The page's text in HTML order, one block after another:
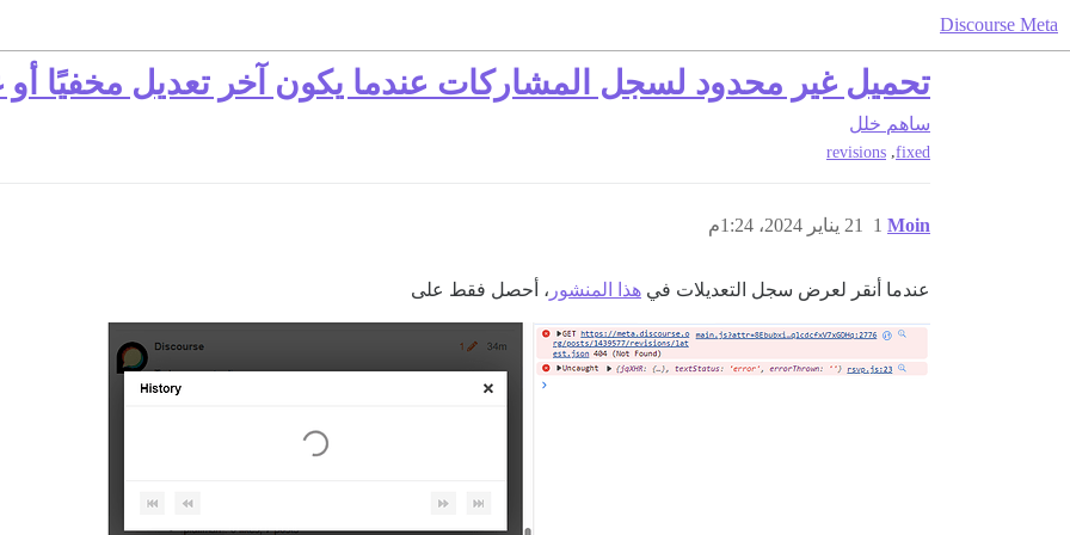
Discourse Meta
تحميل غير محدود لسجل المشاركات عندما يكون آخر تعديل مخفيًا أو
ساهم خلل
fixed
,
revisions
Moin 21 يناير 2024، 1:24م 1
عندما أنقر لعرض سجل التعديلات في هذا المنشور ، أحصل فقط على